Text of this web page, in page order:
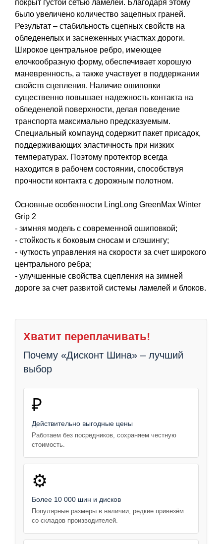
покрыт густой сетью ламелей. Благодаря этому
было увеличено количество зацепных граней.
Результат – стабильность сцепных свойств на
обледенелых и заснеженных участках дороги.
Широкое центральное ребро, имеющее
елочкообразную форму, обеспечивает хорошую
маневренность, а также участвует в поддержании
свойств сцепления. Наличие ошиповки
существенно повышает надежность контакта на
обледенелой поверхности, делая поведение
транспорта максимально предсказуемым.
Специальный компаунд содержит пакет присадок,
поддерживающих эластичность при низких
температурах. Поэтому протектор всегда
находится в рабочем состоянии, способствуя
прочности контакта с дорожным полотном.
Основные особенности LingLong GreenMax Winter
Grip 2
- зимняя модель с современной ошиповкой;
- стойкость к боковым сносам и слэшингу;
- чуткость управления на скорости за счет широкого
центрального ребра;
- улучшенные свойства сцепления на зимней
дороге за счет развитой системы ламелей и блоков.
Хватит переплачивать!
Почему «Дисконт Шина» – лучший
выбор
₽
Действительно выгодные цены
Работаем без посредников, сохраняем честную
стоимость.
⚙️
Более 10 000 шин и дисков
Популярные размеры в наличии, редкие привезём
со складов производителей.